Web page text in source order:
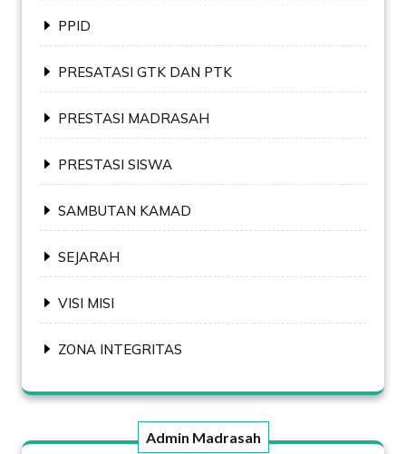
PPID
PRESATASI GTK DAN PTK
PRESTASI MADRASAH
PRESTASI SISWA
SAMBUTAN KAMAD
SEJARAH
VISI MISI
ZONA INTEGRITAS
Admin Madrasah